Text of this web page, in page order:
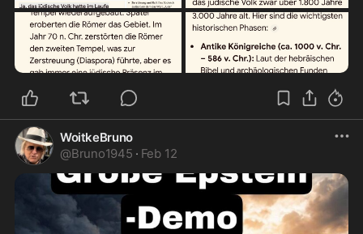
WoitkeBruno
@Bruno1945 · Feb 12